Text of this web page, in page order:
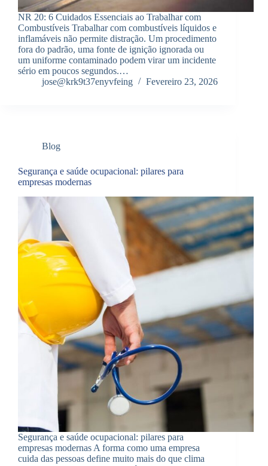
NR 20: 6 Cuidados Essenciais ao Trabalhar com
Combustíveis Trabalhar com combustíveis líquidos e
inflamáveis não permite distração. Um procedimento
fora do padrão, uma fonte de ignição ignorada ou
um uniforme contaminado podem virar um incidente
sério em poucos segundos.…
jose@krk9t37enyvfeing
Fevereiro 23, 2026
Blog
Segurança e saúde ocupacional: pilares para
empresas modernas
Segurança e saúde ocupacional: pilares para
empresas modernas A forma como uma empresa
cuida das pessoas define muito mais do que clima